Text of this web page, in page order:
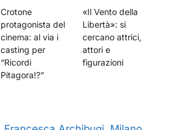
Crotone
protagonista del
cinema: al via i
casting per
“Ricordi
Pitagora!?”
«Il Vento della
Libertà»: si
cercano attrici,
attori e
figurazioni